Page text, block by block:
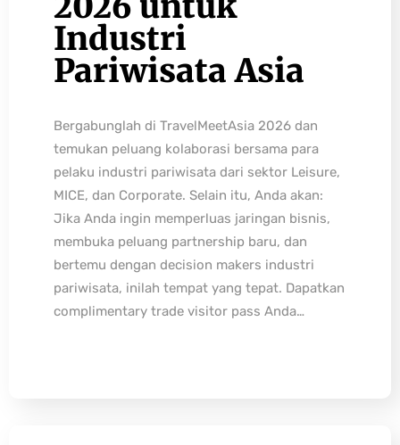
Industri
Pariwisata Asia
Bergabunglah di TravelMeetAsia 2026 dan
temukan peluang kolaborasi bersama para
pelaku industri pariwisata dari sektor Leisure,
MICE, dan Corporate. Selain itu, Anda akan:
Jika Anda ingin memperluas jaringan bisnis,
membuka peluang partnership baru, dan
bertemu dengan decision makers industri
pariwisata, inilah tempat yang tepat. Dapatkan
complimentary trade visitor pass Anda…